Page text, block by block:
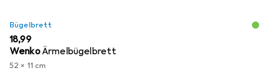
Bügelbrett
EUR
18,99
WenkoÄrmelbügelbrett
52 x 11 cm